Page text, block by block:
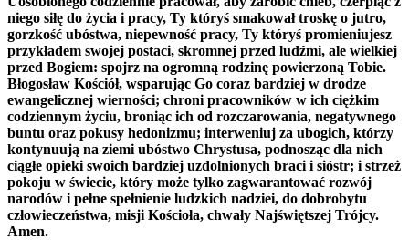
niego siłę do życia i pracy, Ty któryś smakował troskę o jutro,
gorzkość ubóstwa, niepewność pracy, Ty któryś promieniujesz
przykładem swojej postaci, skromnej przed ludźmi, ale wielkiej
przed Bogiem: spojrz na ogromną rodzinę powierzoną Tobie.
Błogosław Kościół, wsparując Go coraz bardziej w drodze
ewangelicznej wierności; chroni pracowników w ich ciężkim
codziennym życiu, broniąc ich od rozczarowania, negatywnego
buntu oraz pokusy hedonizmu; interweniuj za ubogich, którzy
kontynuują na ziemi ubóstwo Chrystusa, podnosząc dla nich
ciągłe opieki swoich bardziej uzdolnionych braci i sióstr; i strzeż
pokoju w świecie, który może tylko zagwarantować rozwój
narodów i pełne spełnienie ludzkich nadziei, do dobrobytu
człowieczeństwa, misji Kościoła, chwały Najświętszej Trójcy.
Amen.